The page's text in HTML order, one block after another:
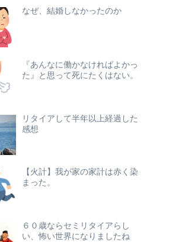
なぜ、結婚しなかったのか
『あんなに働かなければよかっ
た』と思って死にたくはない。
リタイアして半年以上経過した
感想
【火計】我が家の家計は赤く染
まった。
６０歳ならセミリタイアらし
い、怖い世界になりましたね